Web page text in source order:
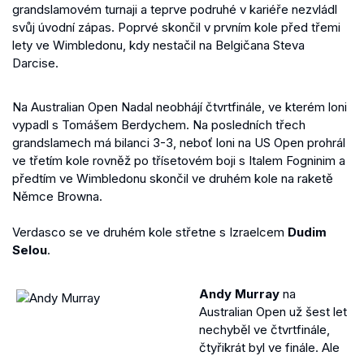
grandslamovém turnaji a teprve podruhé v kariéře nezvládl
svůj úvodní zápas. Poprvé skončil v prvním kole před třemi
lety ve Wimbledonu, kdy nestačil na Belgičana Steva
Darcise.
Na Australian Open Nadal neobhájí čtvrtfinále, ve kterém loni
vypadl s Tomášem Berdychem. Na posledních třech
grandslamech má bilanci 3-3, neboť loni na US Open prohrál
ve třetím kole rovněž po třísetovém boji s Italem Fogninim a
předtím ve Wimbledonu skončil ve druhém kole na raketě
Němce Browna.
Verdasco se ve druhém kole střetne s Izraelcem Dudim
Selou.
Andy Murray na
Australian Open už šest let
nechyběl ve čtvrtfinále,
čtyřikrát byl ve finále. Ale